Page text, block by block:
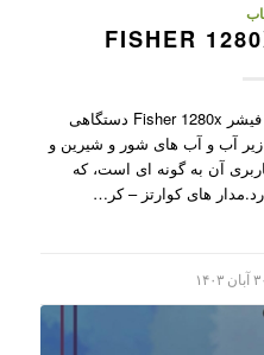
فلزیاب فیشر Fisher 1280x فلزیاب فیشر Fisher 1280x دستگاهی
آب و آب های شور و شیرین و
آن به گونه ای است، که
های کوارتز – کر…
۳۰ آبان ۱۴۰۳